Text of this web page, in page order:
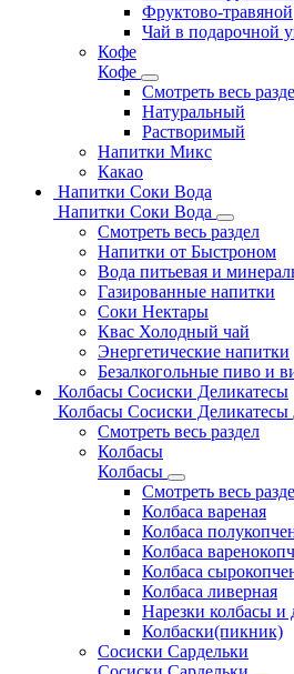
Фруктово-травяной
Чай в подарочной
Кофе
Кофе
Смотреть весь
Натуральный
Растворимый
Напитки Микс
Какао
Напитки Соки Вода
Напитки Соки Вода
Смотреть весь раздел
Напитки от Быстроном
Вода питьевая и
Газированные напитки
Соки Нектары
Квас Холодный чай
Энергетические напитки
Безалкогольные пиво и
Колбасы Сосиски Деликатесы
Колбасы Сосиски Деликатесы
Смотреть весь раздел
Колбасы
Колбасы
Смотреть весь
Колбаса вареная
Колбаса
Колбаса
Колбаса
Колбаса ливерная
Нарезки колбасы и
Колбаски(пикник)
Сосиски Сардельки